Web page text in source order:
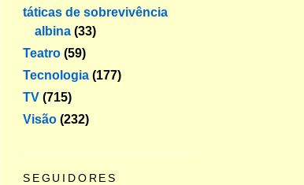
táticas de sobrevivência
albina (33)
Teatro (59)
Tecnologia (177)
TV (715)
Visão (232)
SEGUIDORES